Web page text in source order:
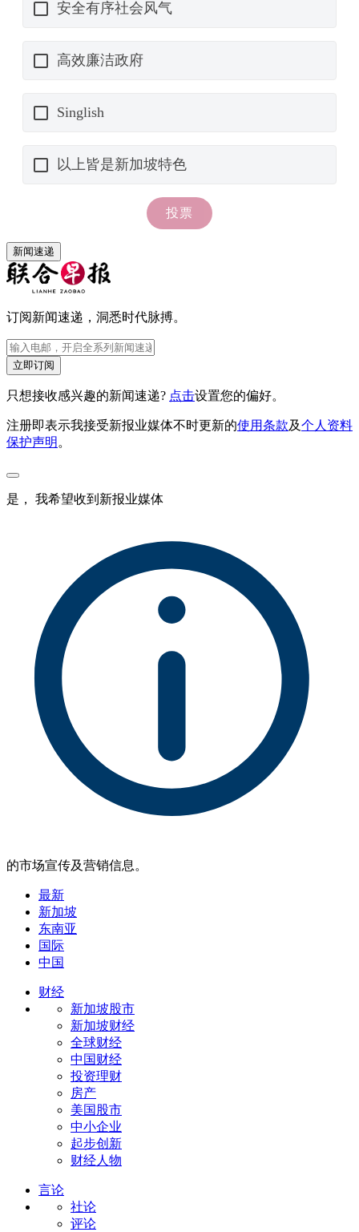
新闻速递
订阅新闻速递，洞悉时代脉搏。
立即订阅
只想接收感兴趣的新闻速递? 点击设置您的偏好。
注册即表示我接受新报业媒体不时更新的使用条款及个人资料
保护声明。
是， 我希望收到新报业媒体
的市场宣传及营销信息。
最新
新加坡
东南亚
国际
中国
财经
新加坡股市
新加坡财经
全球财经
中国财经
投资理财
房产
美国股市
中小企业
起步创新
财经人物
言论
社论
评论